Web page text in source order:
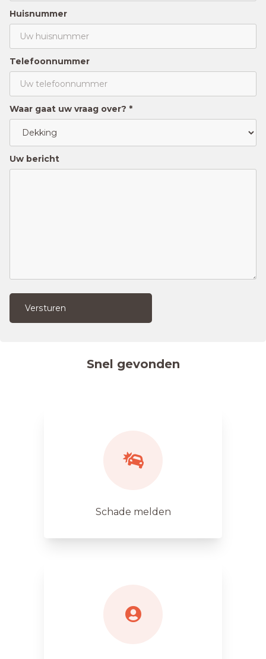
Huisnummer
Telefoonnummer
Waar gaat uw vraag over? *
Uw bericht
Versturen
Snel gevonden
Schade melden